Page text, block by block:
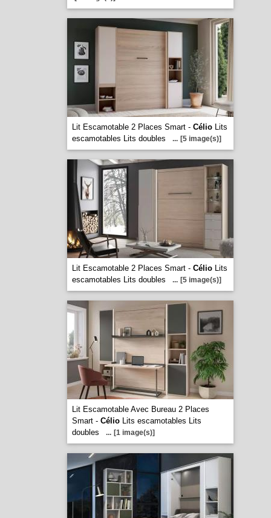
Lit Escamotable 2 Places Smart - CélioLits
escamotables Lits doubles
... [5 image(s)]
Lit Escamotable 2 Places Smart - CélioLits
escamotables Lits doubles
... [5 image(s)]
Lit Escamotable Avec Bureau 2 Places
Smart - CélioLits escamotables Lits
doubles
... [1 image(s)]